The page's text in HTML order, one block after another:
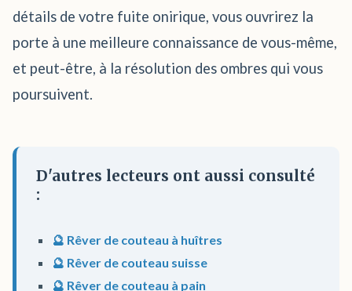
détails de votre fuite onirique, vous ouvrirez la
porte à une meilleure connaissance de vous-même,
et peut-être, à la résolution des ombres qui vous
poursuivent.
D'autres lecteurs ont aussi consulté
:
🔮 Rêver de couteau à huîtres
🔮 Rêver de couteau suisse
🔮 Rêver de couteau à pain